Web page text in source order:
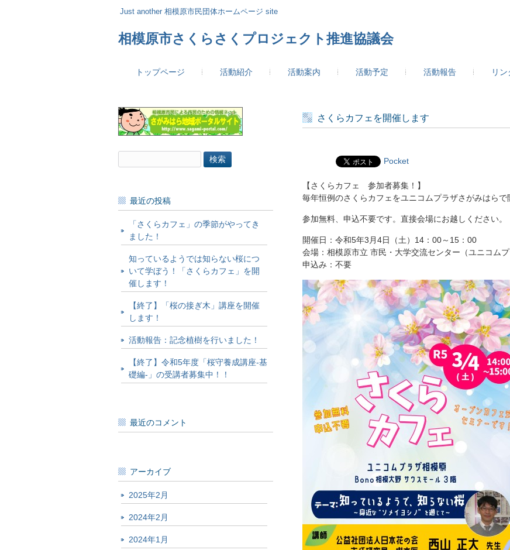
Just another 相模原市民団体ホームページ site
相模原市さくらさくプロジェクト推進協議会
トップページ 活動紹介 活動案内 活動予定 活動報告 リン
さくらカフェを開催します
Pocket
【さくらカフェ 参加者募集！】
毎年恒例のさくらカフェをユニコムプラザさがみはらで
参加無料、申込不要です。直接会場にお越しください。
開催日：令和5年3月4日（土）14：00～15：00
会場：相模原市立 市民・大学交流センター（ユニコムプ
申込み：不要
索:
最近の投稿
「さくらカフェ」の季節がやってき
ました！
知っているようでは知らない桜につ
いて学ぼう！「さくらカフェ」を開
催します！
【終了】「桜の接ぎ木」講座を開催
します！
活動報告：記念植樹を行いました！
【終了】令和5年度「桜守養成講座-基
礎編-」の受講者募集中！！
最近のコメント
アーカイブ
2025年2月
2024年2月
2024年1月